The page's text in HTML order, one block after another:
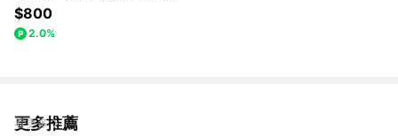
$800
2.0%
更多推薦
看更多